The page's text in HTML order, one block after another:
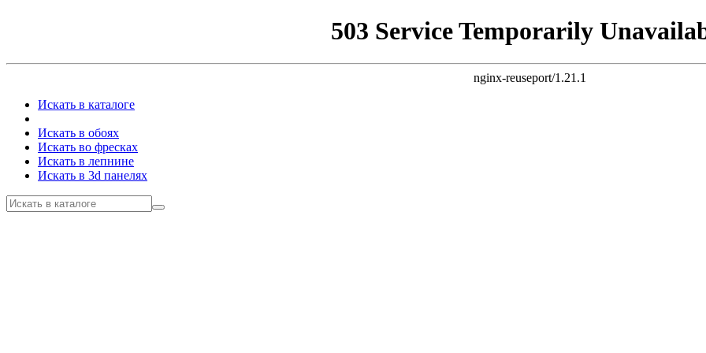
503 Service Temporarily
nginx-reuseport/1.21.1
Искать в каталоге
Искать в обоях
Искать во фресках
Искать в лепнине
Искать в 3d панелях